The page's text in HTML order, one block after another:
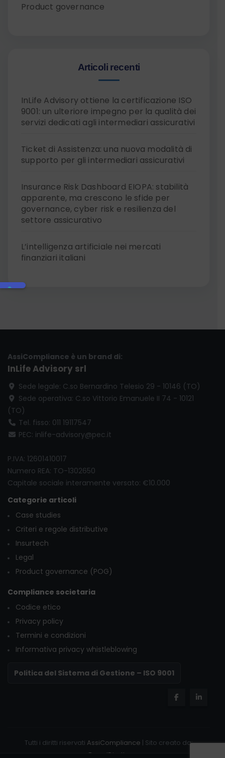
Product governance
Articoli recenti
InLife Advisory ottiene la certificazione ISO
9001: un ulteriore impegno per la qualità dei
servizi dedicati agli intermediari assicurativi
Ticket di Assistenza: una nuova modalità di
supporto per gli intermediari assicurativi
Insurance Risk Dashboard EIOPA: stabilità
apparente, ma crescono le sfide per
governance, cyber risk e resilienza del
settore assicurativo
L’intelligenza artificiale nei mercati
finanziari italiani
AssiCompliance è un brand di:
InLife Advisory srl
Sede legale: C.so Bernardino Telesio 29 - 10146 (TO)
Sede operativa: C.so Vittorio Emanuele II 74 - 10121
(TO)
Tel. fisso: 011 19117547
PEC: inlife-advisory@pec.it
P.IVA: 12601410017
Numero REA: TO-1302650
Capitale sociale interamente versato: €10.000
Categorie articoli
Case studies
Criteri e regole distributive
Insurtech
Legal
Product governance (POG)
Compliance societaria
Codice etico
Privacy policy
Termini e condizioni
Informativa privacy whistleblowing
Politica del Sistema di Gestione – ISO 9001
Tutti i diritti riservati AssiCompliance | Sito creato da:
BrandDiretto